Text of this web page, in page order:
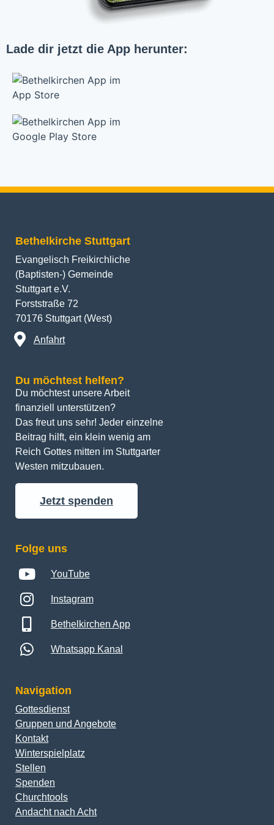
Lade dir jetzt die App herunter:
Bethelkirche Stuttgart
Evangelisch Freikirchliche
(Baptisten-) Gemeinde
Stuttgart e.V.
Forststraße 72
70176 Stuttgart (West)
Anfahrt
Du möchtest helfen?
Du möchtest unsere Arbeit
finanziell unterstützen?
Das freut uns sehr! Jeder einzelne
Beitrag hilft, ein klein wenig am
Reich Gottes mitten im Stuttgarter
Westen mitzubauen.
Jetzt spenden
Folge uns
YouTube
Instagram
Bethelkirchen App
Whatsapp Kanal
Navigation
Gottesdienst
Gruppen und Angebote
Kontakt
Winterspielplatz
Stellen
Spenden
Churchtools
Andacht nach Acht